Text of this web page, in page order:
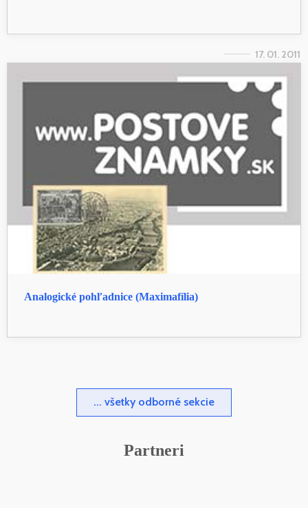
17. 01. 2011
Analogické pohľadnice (Maximafília)
... všetky odborné sekcie
Partneri